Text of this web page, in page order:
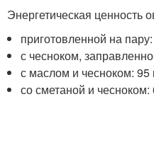
Энергетическая ценность
приготовленной на
с чесноком,
с маслом и чесноком: 95
со сметаной и чесноком: